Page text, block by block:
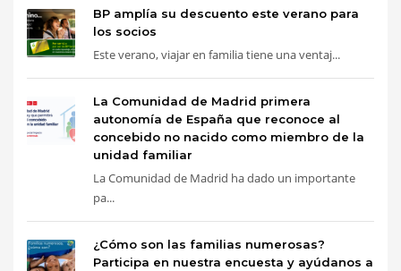
BP amplía su descuento este verano para
los socios
Este verano, viajar en familia tiene una ventaj...
La Comunidad de Madrid primera
autonomía de España que reconoce al
concebido no nacido como miembro de la
unidad familiar
La Comunidad de Madrid ha dado un importante
pa...
¿Cómo son las familias numerosas?
Participa en nuestra encuesta y ayúdanos a